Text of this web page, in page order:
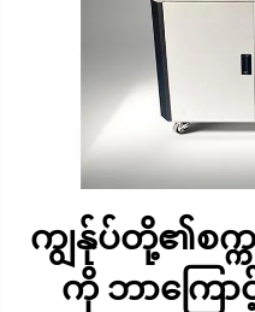
ကျွန်ုပ်တို့၏စက္
ကို ဘာကြော